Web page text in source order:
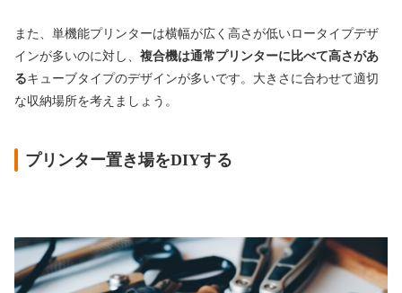
また、単機能プリンターは横幅が広く高さが低いロータイプデザ
インが多いのに対し、 複合機は通常プリンターに比べて高さがあ
るキューブタイプのデザインが多いです。大きさに合わせて適切
な収納場所を考えましょう。
プリンター置き場をDIYする